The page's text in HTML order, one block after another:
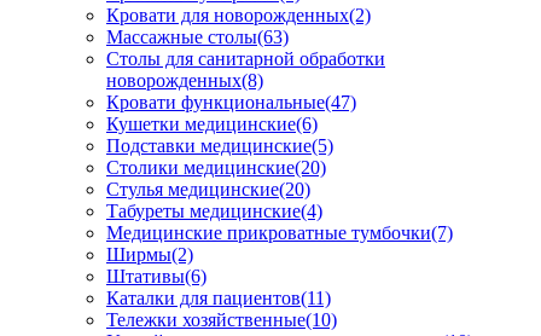
Кровати для новорожденных(2)
Массажные столы(63)
Столы для санитарной обработки
новорожденных(8)
Кровати функциональные(47)
Кушетки медицинские(6)
Подставки медицинские(5)
Столики медицинские(20)
Стулья медицинские(20)
Табуреты медицинские(4)
Медицинские прикроватные тумбочки(7)
Ширмы(2)
Штативы(6)
Каталки для пациентов(11)
Тележки хозяйственные(10)